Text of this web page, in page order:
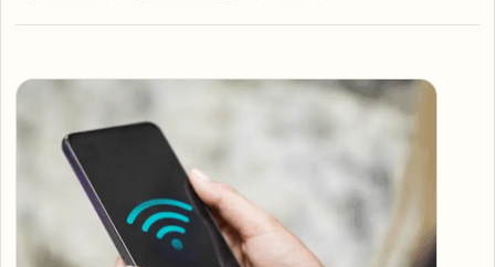
Articles